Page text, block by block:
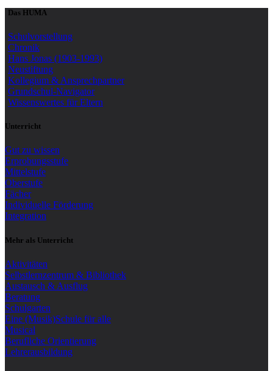
Das HUMA
Schulvorstellung
Chronik
Hans Jonas (1903-1993)
Neustiftung
Kollegium & Ansprechpartner
Grundschul-Navigator
Wissenswertes für Eltern
Unterricht
Gut zu wissen
Erprobungsstufe
Mittelstufe
Oberstufe
Fächer
Individuelle Förderung
Integration
Mehr als Unterricht
Aktivitäten
Selbstlernzentrum & Bibliothek
Austausch & Ausflug
Beratung
Schulgarten
Eine (Musik)Schule für alle
Musical
Berufliche Orientierung
Lehrerausbildung